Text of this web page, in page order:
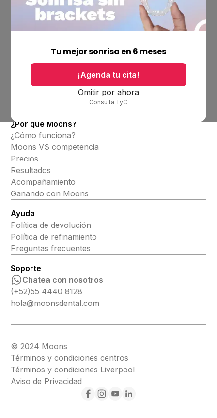
Tu mejor sonrisa en 6 meses
¡Agenda tu cita!
Omitir por ahora
Consulta TyC
Ubicaciones
Bolsa de trabajo
¿Por qué Moons?
¿Cómo funciona?
Moons VS competencia
Precios
Resultados
Acompañamiento
Ganando con Moons
Ayuda
Política de devolución
Política de refinamiento
Preguntas frecuentes
Soporte
Chatea con nosotros
(+52)55 4440 8128
hola@moonsdental.com
© 2024 Moons
Términos y condiciones centros
Términos y condiciones Liverpool
Aviso de Privacidad